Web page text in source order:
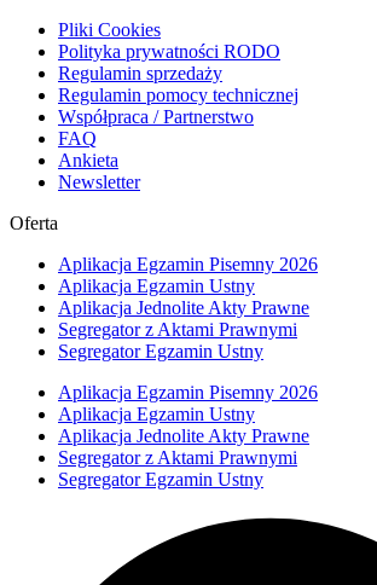
Pliki Cookies
Polityka prywatności RODO
Regulamin sprzedaży
Regulamin pomocy technicznej
Współpraca / Partnerstwo
FAQ
Ankieta
Newsletter
Oferta
Aplikacja Egzamin Pisemny 2026
Aplikacja Egzamin Ustny
Aplikacja Jednolite Akty Prawne
Segregator z Aktami Prawnymi
Segregator Egzamin Ustny
Aplikacja Egzamin Pisemny 2026
Aplikacja Egzamin Ustny
Aplikacja Jednolite Akty Prawne
Segregator z Aktami Prawnymi
Segregator Egzamin Ustny